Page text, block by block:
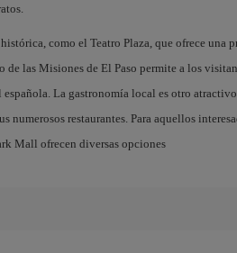
como el Teatro Plaza, que ofrece una
las Misiones de El Paso permite a los
La gastronomía local es otro
numerosos restaurantes. Para aquellos
Mall ofrecen diversas opciones